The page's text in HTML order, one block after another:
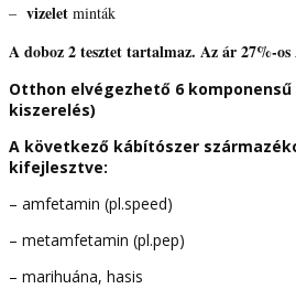
– vizelet minták
A doboz 2 tesztet tartalmaz. Az ár 27%-
Otthon elvégezhető 6
kiszerelés)
A következő kábítószer
kifejlesztve:
– amfetamin (pl.speed)
– metamfetamin (pl.pep)
– marihuána, hasis